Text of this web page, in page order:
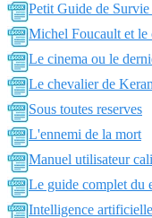
Petit Guide de
Michel Foucault et le
Le cinema ou le
Le chevalier de
Sous toutes reserves
L'ennemi de la mort
Manuel utilisateur
Le guide complet du
Intelligence